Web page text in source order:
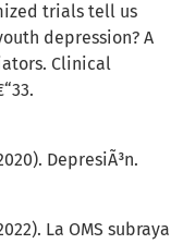
trials tell us
depression? A
Clinical
DepresiÃ³n.
La OMS subraya